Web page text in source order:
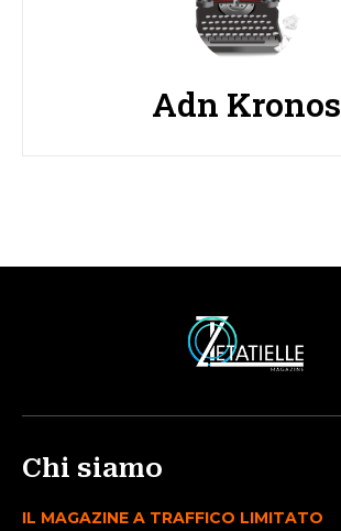
Adn Kronos
Chi siamo
IL MAGAZINE A TRAFFICO LIMITATO